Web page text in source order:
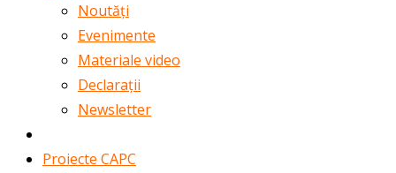
Noutăți
Evenimente
Materiale video
Declarații
Newsletter
Proiecte CAPC